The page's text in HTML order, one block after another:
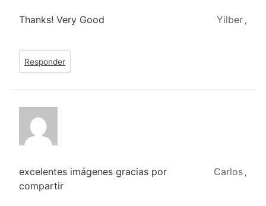
Yilber ,
Thanks! Very Good
Responder
Carlos ,
excelentes imágenes gracias por
compartir